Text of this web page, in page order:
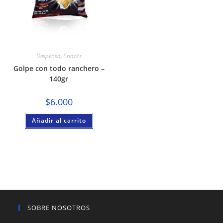
Despensa, Snacks
Golpe con todo ranchero –
140gr
$6.000
Añadir al carrito
SOBRE NOSOTROS